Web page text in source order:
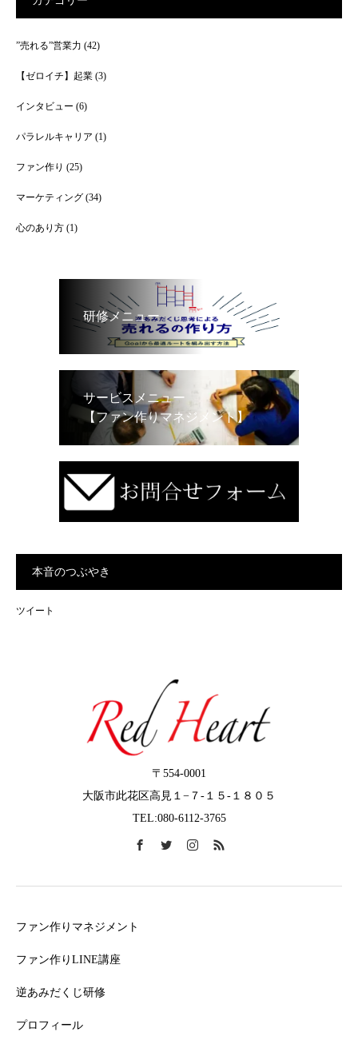
”売れる”営業力 (42)
【ゼロイチ】起業 (3)
インタビュー (6)
パラレルキャリア (1)
ファン作り (25)
マーケティング (34)
心のあり方 (1)
研修メニュー
サービスメニュー
【ファン作りマネジメント】
本音のつぶやき
ツイート
〒554-0001
大阪市此花区高見１−７-１５-１８０５
TEL:080-6112-3765
ファン作りマネジメント
ファン作りLINE講座
逆あみだくじ研修
プロフィール